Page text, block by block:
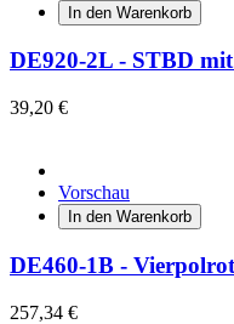
In den Warenkorb
DE920-2L - STBD
39,20 €
Vorschau
In den Warenkorb
DE460-1B -
257,34 €